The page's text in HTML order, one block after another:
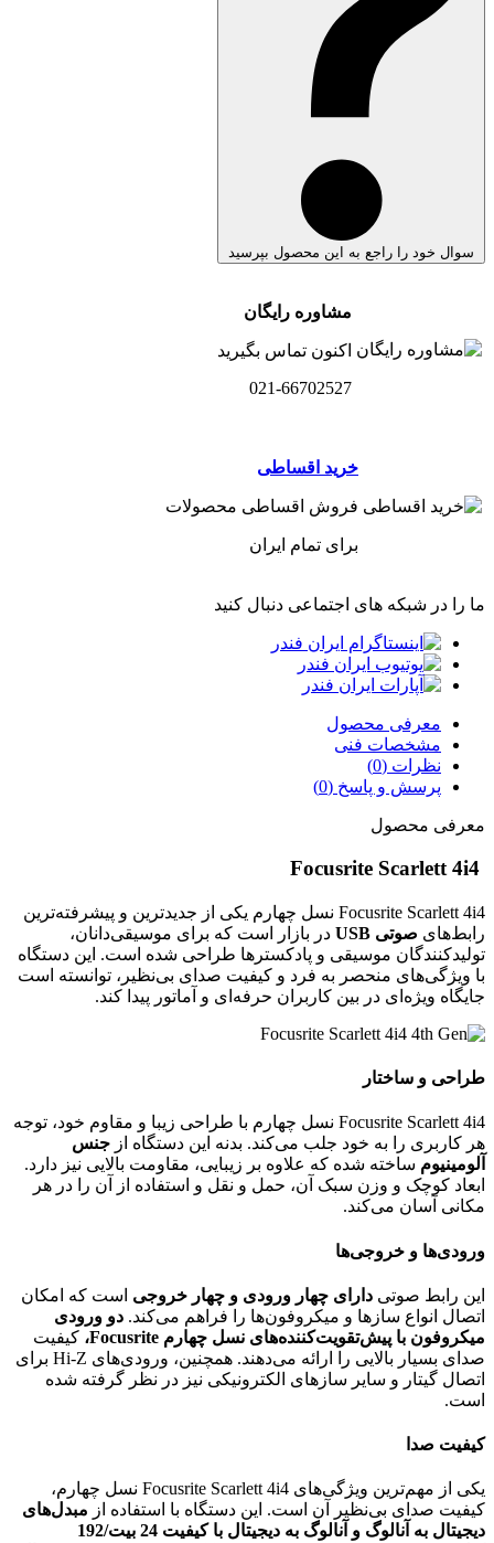
سوال خود را راجع به این محصول بپرسید
مشاوره رایگان
اکنون تماس بگیرید
021-66702527
خرید اقساطی
فروش اقساطی محصولات
برای تمام ایران
ما را در شبکه های اجتماعی دنبال کنید
معرفی محصول
مشخصات فنی
نظرات (0)
پرسش و پاسخ (0)
معرفی محصول
Focusrite Scarlett 4i4 نسل چهارم یکی از جدیدترین و پیشرفته‌ترین
رابط‌های صوتی USB
در بازار است که برای موسیقی‌دانان،
تولیدکنندگان موسیقی و پادکسترها طراحی شده است. این دستگاه
با ویژگی‌های منحصر به فرد و کیفیت صدای بی‌نظیر، توانسته است
جایگاه ویژه‌ای در بین کاربران حرفه‌ای و آماتور پیدا کند.
طراحی و ساختار
Focusrite Scarlett 4i4 نسل چهارم با طراحی زیبا و مقاوم خود، توجه
هر کاربری را به خود جلب می‌کند. بدنه این دستگاه از جنس
آلومینیوم ساخته شده که علاوه بر زیبایی، مقاومت بالایی نیز دارد.
ابعاد کوچک و وزن سبک آن، حمل و نقل و استفاده از آن را در هر
مکانی آسان می‌کند.
ورودی‌ها و خروجی‌ها
این رابط صوتی دارای چهار ورودی و چهار خروجی است که امکان
اتصال انواع سازها و میکروفون‌ها را فراهم می‌کند. دو ورودی
میکروفون با پیش‌تقویت‌کننده‌های نسل چهارم Focusrite،
کیفیت
صدای بسیار بالایی را ارائه می‌دهند. همچنین، ورودی‌های Hi-Z برای
اتصال گیتار و سایر سازهای الکترونیکی نیز در نظر گرفته شده
است.
کیفیت صدا
یکی از مهم‌ترین ویژگی‌های Focusrite Scarlett 4i4 نسل چهارم،
کیفیت صدای بی‌نظیر آن است. این دستگاه با استفاده از مبدل‌های
دیجیتال به آنالوگ و آنالوگ به دیجیتال با کیفیت 24 بیت/192